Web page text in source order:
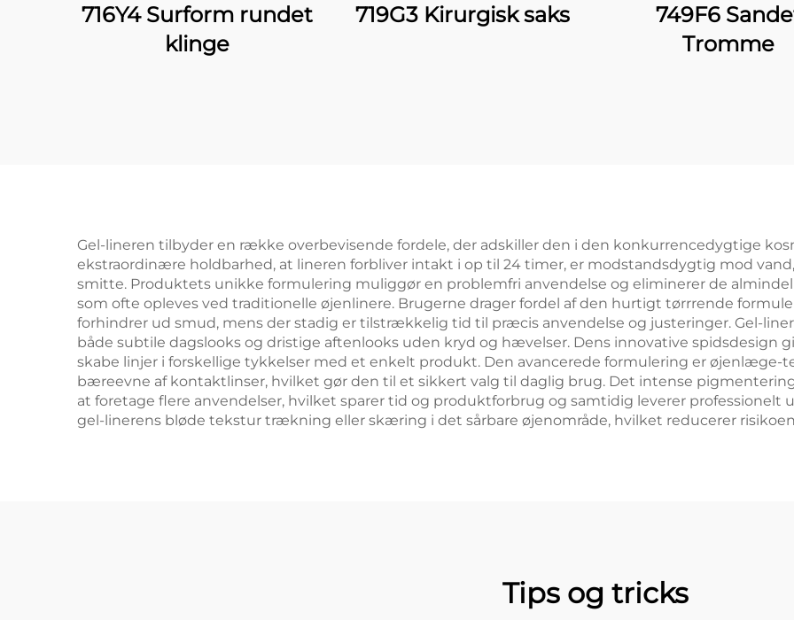
716Y4 Surform rundet
klinge
719G3 Kirurgisk saks
749F6
Tromme
Gel-lineren tilbyder en række overbevisende fordele, der adskiller den i den konkurrencedygtige
ekstraordinære holdbarhed, at lineren forbliver intakt i op til 24 timer, er modstandsdygtig mod
smitte. Produktets unikke formulering muliggør en problemfri anvendelse og eliminerer de
som ofte opleves ved traditionelle øjenlinere. Brugerne drager fordel af den hurtigt tørrrende
forhindrer ud smud, mens der stadig er tilstrækkelig tid til præcis anvendelse og justeringer. Gel-
både subtile dagslooks og dristige aftenlooks uden kryd og hævelser. Dens innovative spidsdesign
skabe linjer i forskellige tykkelser med et enkelt produkt. Den avancerede formulering er
bæreevne af kontaktlinser, hvilket gør den til et sikkert valg til daglig brug. Det intense
at foretage flere anvendelser, hvilket sparer tid og produktforbrug og samtidig leverer professionelt
gel-linerens bløde tekstur trækning eller skæring i det sårbare øjenområde, hvilket reducerer
Tips og tricks